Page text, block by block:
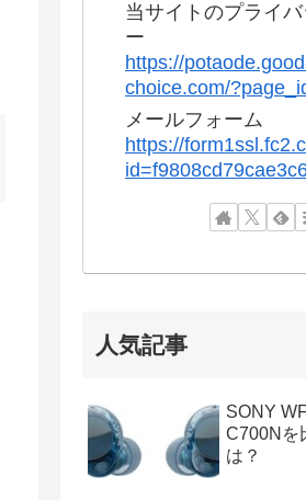
当サイトのプライ
ー
https://
choice.com/
メールフォーム
https://
人気記事
SONY
C700Nを
は？